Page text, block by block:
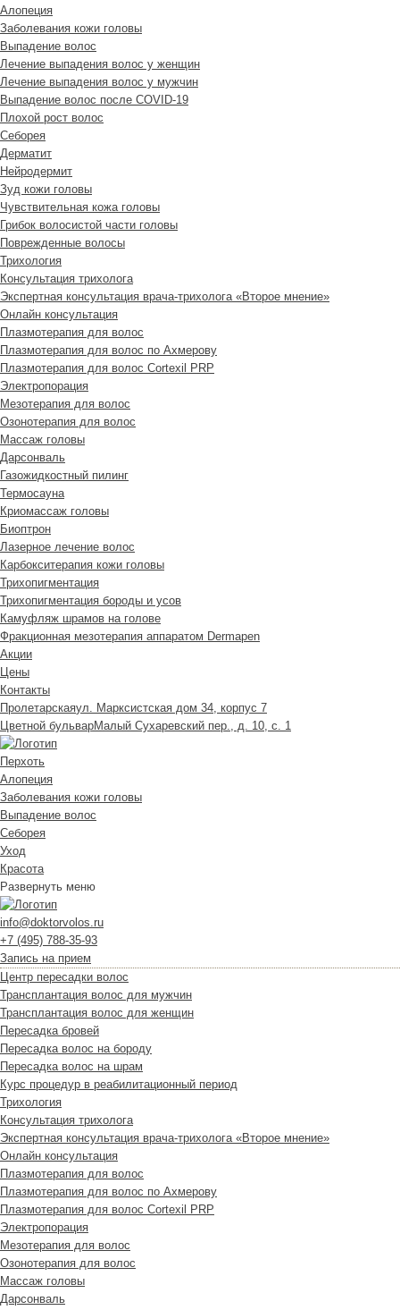
Алопеция
Заболевания кожи головы
Выпадение волос
Лечение выпадения волос у женщин
Лечение выпадения волос у мужчин
Выпадение волос после COVID-19
Плохой рост волос
Cеборея
Дерматит
Нейродермит
Зуд кожи головы
Чувствительная кожа головы
Грибок волосистой части головы
Поврежденные волосы
Трихология
Консультация трихолога
Экспертная консультация врача-трихолога «Второе мнение»
Онлайн консультация
Плазмотерапия для волос
Плазмотерапия для волос по Ахмерову
Плазмотерапия для волос Cortexil PRP
Электропорация
Мезотерапия для волос
Озонотерапия для волос
Массаж головы
Дарсонваль
Газожидкостный пилинг
Термосауна
Криомассаж головы
Биоптрон
Лазерное лечение волос
Карбокситерапия кожи головы
Трихопигментация
Трихопигментация бороды и усов
Камуфляж шрамов на голове
Фракционная мезотерапия аппаратом Dermapen
Акции
Цены
Контакты
Пролетарскаяул. Марксистская дом 34, корпус 7
Цветной бульварМалый Сухаревский пер., д. 10, с. 1
Перхоть
Алопеция
Заболевания кожи головы
Выпадение волос
Cеборея
Уход
Красота
Развернуть меню
info@doktorvolos.ru
+7 (495) 788-35-93
Запись на прием
Центр пересадки волос
Трансплантация волос для мужчин
Трансплантация волос для женщин
Пересадка бровей
Пересадка волос на бороду
Пересадка волос на шрам
Курс процедур в реабилитационный период
Трихология
Консультация трихолога
Экспертная консультация врача-трихолога «Второе мнение»
Онлайн консультация
Плазмотерапия для волос
Плазмотерапия для волос по Ахмерову
Плазмотерапия для волос Cortexil PRP
Электропорация
Мезотерапия для волос
Озонотерапия для волос
Массаж головы
Дарсонваль